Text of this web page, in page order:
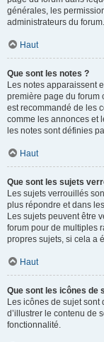
générales, les
administrateurs du forum.
Haut
Que sont les notes ?
Les notes apparaissent
première page du forum
est recommandé de les
comme les annonces et
les notes sont définies
Haut
Que sont les sujets
Les sujets verrouillés
plus répondre et dans
Les sujets peuvent être
forum pour de multiples
propres sujets, si cela a
Haut
Que sont les icônes de
Les icônes de sujet sont
d’illustrer le contenu de
fonctionnalité.